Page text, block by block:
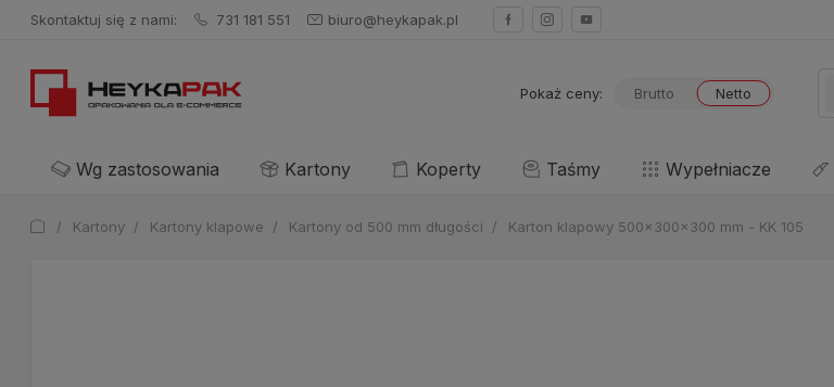
Skontaktuj się z nami: 731 181 551 biuro@heykapak.pl
Pokaż ceny: Brutto Netto
Wg zastosowania Kartony Koperty Taśmy Wypełniacze
/ Kartony / Kartony klapowe / Kartony od 500 mm długości / Karton klapowy 500x300x300 mm - KK 105